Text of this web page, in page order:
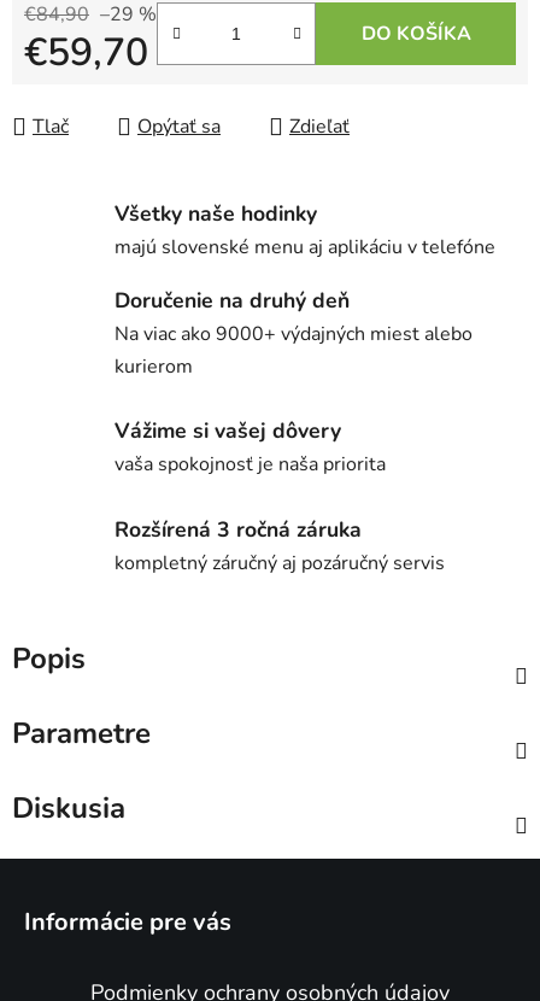
€84,90 –29 %
€59,70 DO KOŠÍKA
Tlač Opýtať sa Zdieľať
Všetky naše hodinky
majú slovenské menu aj aplikáciu v telefóne
Doručenie na druhý deň
Na viac ako 9000+ výdajných miest alebo
kurierom
Vážime si vašej dôvery
vaša spokojnosť je naša priorita
Rozšírená 3 ročná záruka
kompletný záručný aj pozáručný servis
Popis
Parametre
Diskusia
Informácie pre vás
Podmienky ochrany osobných údajov